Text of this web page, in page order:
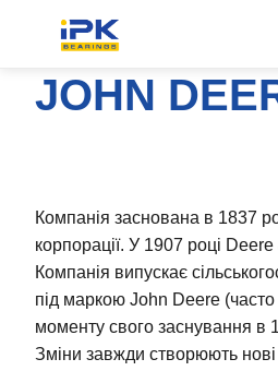
JOHN
Компанія заснована в 1837
корпорації. У 1907 році
Компанія випускає
під маркою John Deere
моменту свого заснування в
Зміни завжди створюють